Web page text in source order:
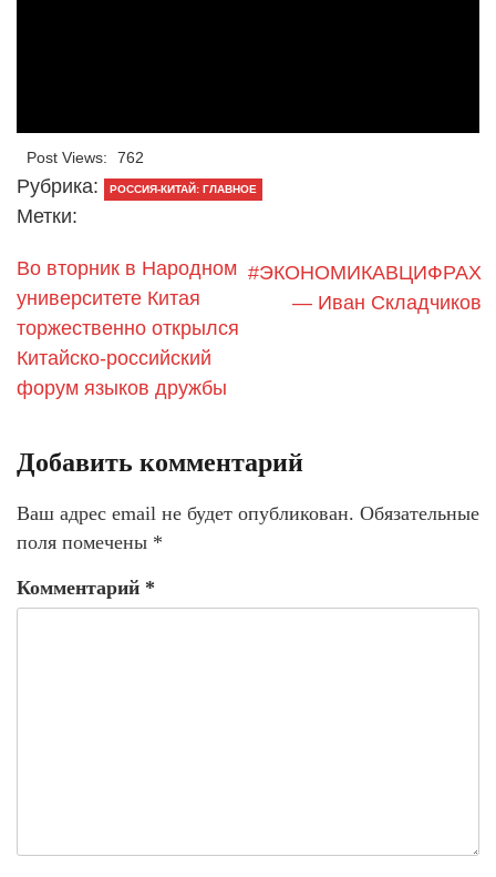
Post Views: 762
Рубрика: РОССИЯ-КИТАЙ: ГЛАВНОЕ
Метки:
Во вторник в Народном
университете Китая
торжественно открылся
Китайско-российский
форум языков дружбы
#ЭКОНОМИКАВЦИФРАХ
— Иван Складчиков
Добавить комментарий
Ваш адрес email не будет опубликован. Обязательные
поля помечены *
Комментарий *